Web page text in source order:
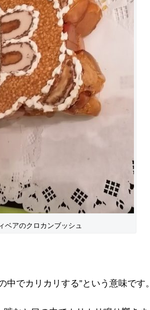
ベアのクロカンブッシュ
でカリカリする”という意味です。